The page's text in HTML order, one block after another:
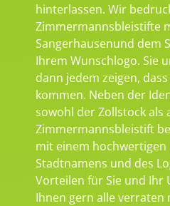
hinterlassen. Wir
Zimmermannsbleistifte
Sangerhausenund dem
Ihrem Wunschlogo. Sie
dann jedem zeigen,
kommen. Neben der
sowohl der Zollstock als
Zimmermannsbleistift
mit einem hochwertigen
Stadtnamens und des
Vorteilen für Sie und Ihr
Ihnen gern alle verraten